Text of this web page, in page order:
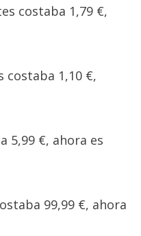
costaba 1,79 €,
costaba 1,10 €,
5,99 €, ahora es
99,99 €, ahora